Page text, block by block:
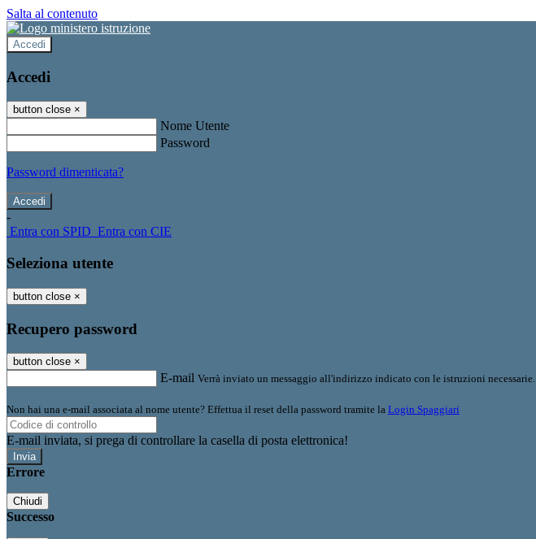
Salta al contenuto
Accedi
Accedi
button close ×
Nome Utente
Password
Password dimenticata?
-
Entra con SPID Entra con CIE
Seleziona utente
button close ×
Recupero password
button close ×
E-mail Verrà inviato un messaggio all'indirizzo indicato con le istruzioni necessarie.
Non hai una e-mail associata al nome utente? Effettua il reset della password tramite la Login Spaggiari
E-mail inviata, si prega di controllare la casella di posta elettronica!
Errore
Chiudi
Successo